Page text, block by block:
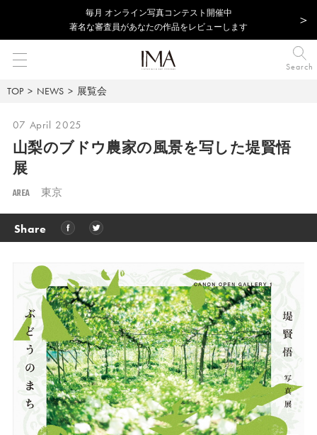
毎⽉ オンライン写真コンテスト開催中
著名な審査員があなたの作品をレビューします
Search
TOP NEWS 展覧会
07 April 2025
山梨のブドウ農家の風景を写した堤賢悟
展
AREA 東京
Share